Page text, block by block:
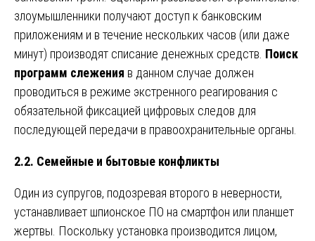
злоумышленники получают доступ к банковским
приложениям и в течение нескольких часов (или даже
минут) производят списание денежных средств. Поиск
программ слежения в данном случае должен
проводиться в режиме экстренного реагирования с
обязательной фиксацией цифровых следов для
последующей передачи в правоохранительные органы.
2.2. Семейные и бытовые конфликты
Один из супругов, подозревая второго в неверности,
устанавливает шпионское ПО на смартфон или планшет
жертвы. Поскольку установка производится лицом,